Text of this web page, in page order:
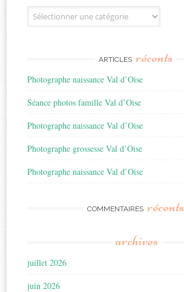
Catégories
ARTICLES récents
Photographe naissance Val d’Oise
Séance photos famille Val d’Oise
Photographe naissance Val d’Oise
Photographe grossesse Val d’Oise
Photographe naissance Val d’Oise
COMMENTAIRES récents
archives
juillet 2026
juin 2026